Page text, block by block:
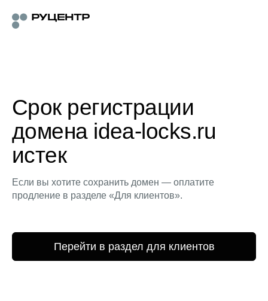
Срок регистрации
домена idea-locks.ru
истек
Если вы хотите сохранить домен — оплатите
продление в разделе «Для клиентов».
Перейти в раздел для клиентов